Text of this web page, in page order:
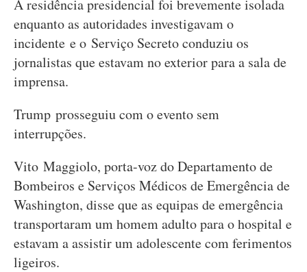
A residência presidencial foi brevemente isolada
enquanto as autoridades investigavam o
incidente e o Serviço Secreto conduziu os
jornalistas que estavam no exterior para a sala de
imprensa.
Trump prosseguiu com o evento sem
interrupções.
Vito Maggiolo, porta-voz do Departamento de
Bombeiros e Serviços Médicos de Emergência de
Washington, disse que as equipas de emergência
transportaram um homem adulto para o hospital e
estavam a assistir um adolescente com ferimentos
ligeiros.